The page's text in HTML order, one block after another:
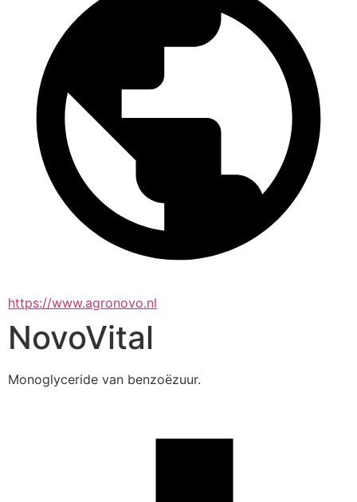
https://www.agronovo.nl
NovoVital
Monoglyceride van benzoëzuur.